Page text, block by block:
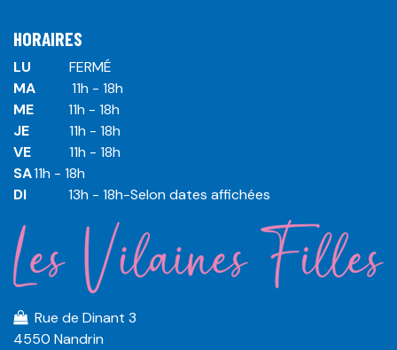
HORAIRES
LU
​ ​FERMÉ
MA
​11h - 18h
ME
​11h - 18h
JE
​​11h - 18h
VE
​​​11h - 18h
SA​​​11h - 18h
DI
​​​ 13h - 18h-Selon dates affichées
Rue de Dinant 3
4550 Nandrin